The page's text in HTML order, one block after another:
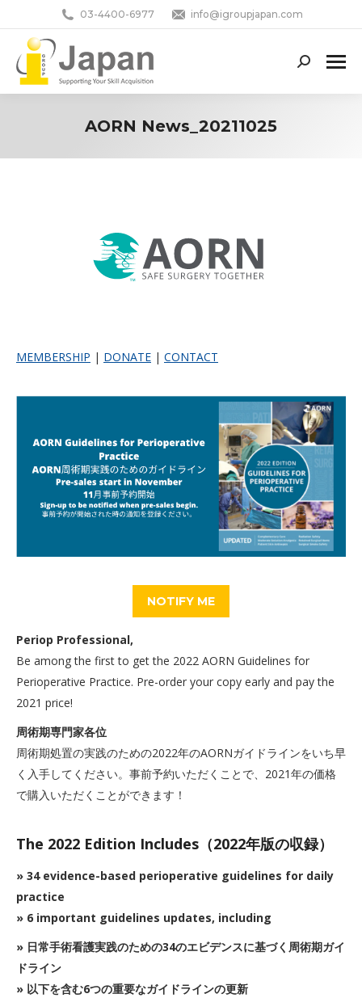
03-4400-6977 info@igroupjapan.com
Search:
AORN News_20211025
MEMBERSHIP | DONATE | CONTACT
NOTIFY ME
Periop Professional,
Be among the first to get the 2022 AORN Guidelines for
Perioperative Practice. Pre-order your copy early and pay the
2021 price!
周術期専門家各位
周術期処置の実践のための2022年のAORNガイドラインをいち早
く入手してください。事前予約いただくことで、2021年の価格
で購入いただくことができます！
The 2022 Edition Includes（2022年版の収録）
» 34 evidence-based perioperative guidelines for daily
practice
» 6 important guidelines updates, including
» 日常手術看護実践のための34のエビデンスに基づく周術期ガイ
ドライン
» 以下を含む6つの重要なガイドラインの更新